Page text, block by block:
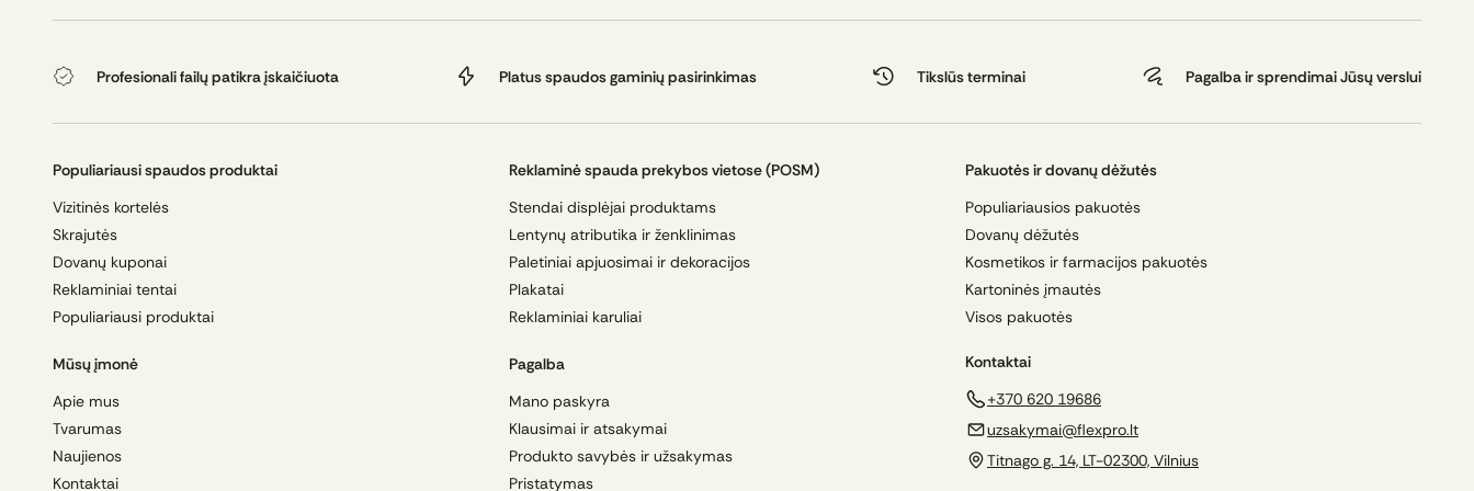
laiku ir tinkamai paruošta naudojimui.
Profesionali failų patikra įskaičiuota Platus spaudos gaminių pasirinkimas Tikslūs terminai Pagalba ir sprendimai Jūsų verslui
Populiariausi spaudos produktai
Vizitinės kortelės
Skrajutės
Dovanų kuponai
Reklaminiai tentai
Populiariausi produktai
Reklaminė spauda prekybos vietose (POSM)
Stendai displėjai produktams
Lentynų atributika ir ženklinimas
Paletiniai apjuosimai ir dekoracijos
Plakatai
Reklaminiai karuliai
Pakuotės ir dovanų dėžutės
Populiariausios pakuotės
Dovanų dėžutės
Kosmetikos ir farmacijos pakuotės
Kartoninės įmautės
Visos pakuotės
Mūsų įmonė
Apie mus
Tvarumas
Naujienos
Kontaktai
Pagalba
Mano paskyra
Klausimai ir atsakymai
Produkto savybės ir užsakymas
Pristatymas
Kontaktai
+370 620 19686
uzsakymai@flexpro.lt
Titnago g. 14, LT-02300, Vilnius